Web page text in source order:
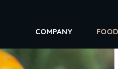
COMPANY
Lean
FOOD